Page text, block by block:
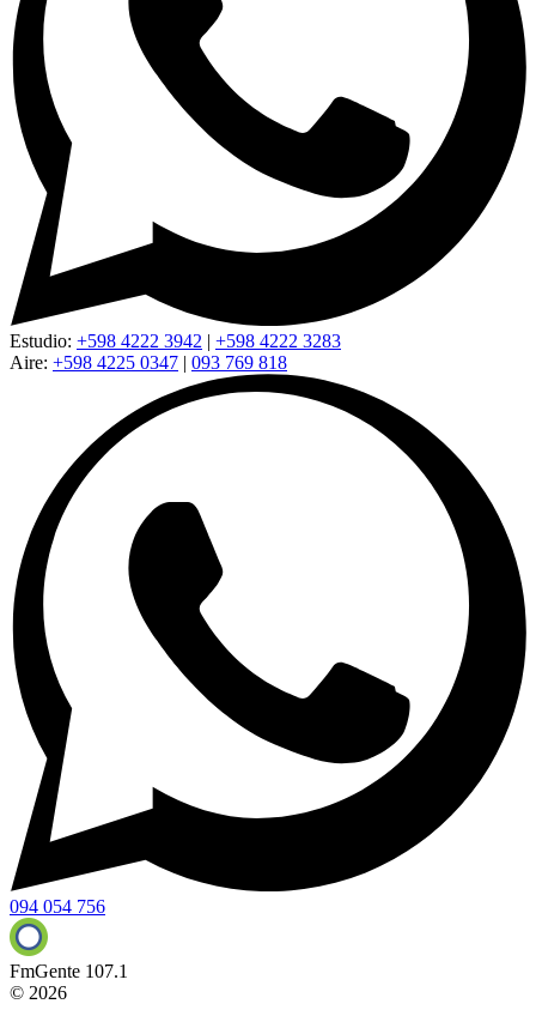
Estudio: +598 4222 3942 | +598 4222 3283
Aire: +598 4225 0347 | 093 769 818
094 054 756
FmGente 107.1
© 2026